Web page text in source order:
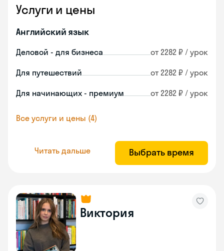
Услуги и цены
Английский язык
Деловой - для бизнеса от 2282 ₽ / урок
Для путешествий от 2282 ₽ / урок
Для начинающих - премиум от 2282 ₽ / урок
Все услуги и цены (4)
Читать дальше Выбрать время
Виктория